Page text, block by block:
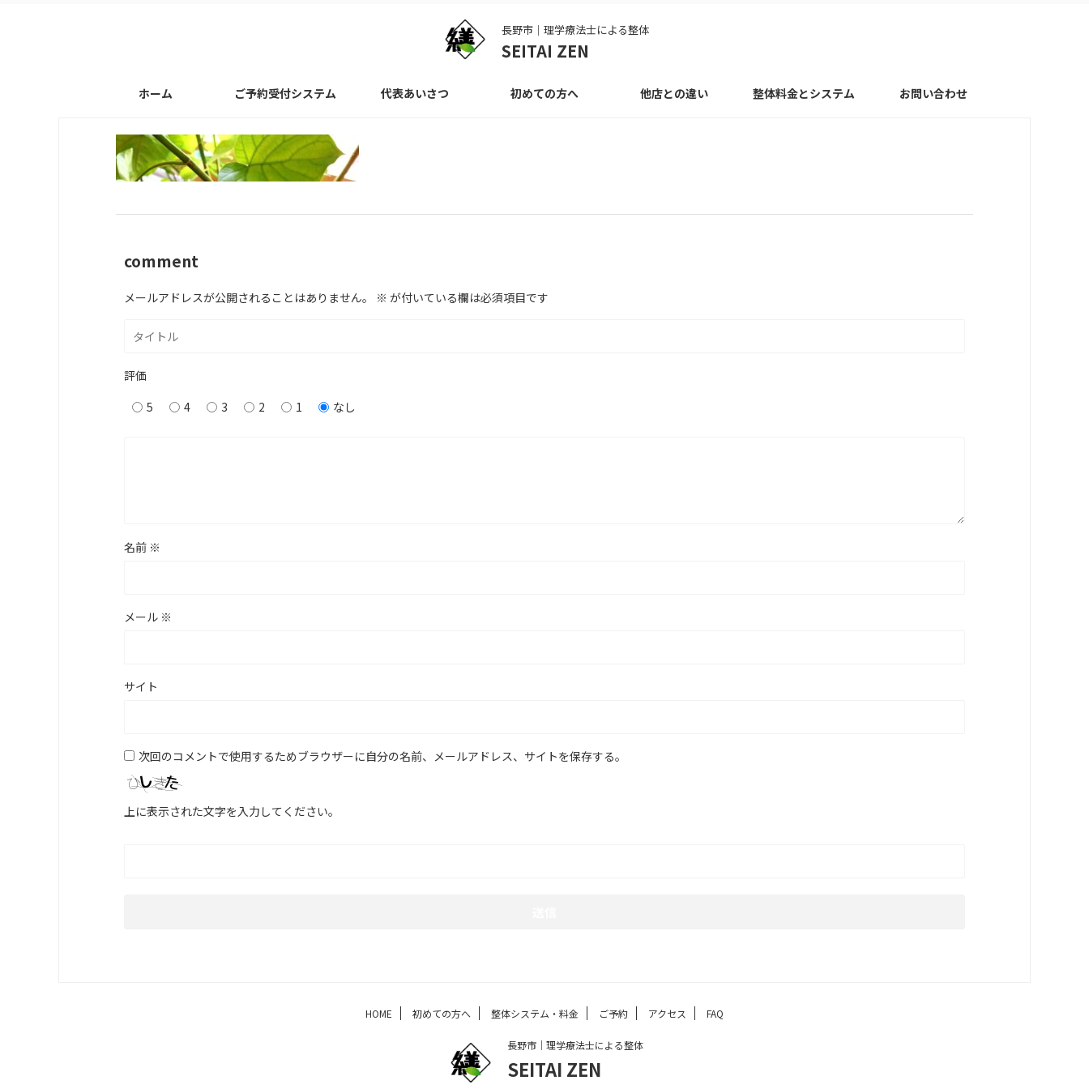
長野市｜理学療法士による整体
SEITAI ZEN
ホーム ご予約受付システム 代表あいさつ 初めての方へ 他店との違い 整体料金とシステム お問い合わせ
comment
メールアドレスが公開されることはありません。 ※ が付いている欄は必須項目です
評価
5
4 3 2 1 なし
名前 ※
メール ※
サイト
次回のコメントで使用するためブラウザーに自分の名前、メールアドレス、サイトを保存する。
上に表示された文字を入力してください。
HOME 初めての方へ 整体システム・料金 ご予約 アクセス FAQ
長野市｜理学療法士による整体
SEITAI ZEN